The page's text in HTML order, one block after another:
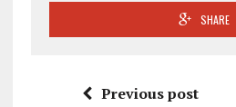
SHARE
Previous post